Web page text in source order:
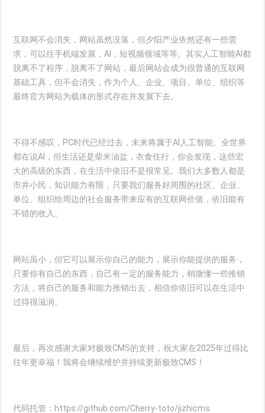
互联网不会消失，网站虽然没落，但夕阳产业依然还有一些需
求，可以往手机端发展，AI，短视频领域等等。其实人工智能AI都
脱离不了程序，脱离不了网站，最后网站会成为很普通的互联网
基础工具，但不会消失，作为个人、企业、项目、单位、组织等
最终官方网站为载体的形式存在并发展下去。
不得不感叹，PC时代已经过去，未来将属于AI人工智能。全世界
都在说AI，但生活还是柴米油盐，衣食住行，你会发现，这些宏
大的高级的东西，在生活中依旧不是很常见。我们大多数人都是
市井小民，知识能力有限，只要我们服务好周围的社区、企业、
单位、组织给周边的社会服务带来应有的互联网价值，依旧能有
不错的收入。
网站虽小，但它可以展示你自己的能力，展示你能提供的服务，
只要你有自己的东西，自己有一定的服务能力，稍微懂一些推销
方法，将自己的服务和能力推销出去，相信你依旧可以在生活中
过得很滋润。
最后，再次感谢大家对极致CMS的支持，祝大家在2025年过得比
往年更幸福！我将会继续维护并持续更新极致CMS！
代码托管：https://github.com/Cherry-toto/jizhicms